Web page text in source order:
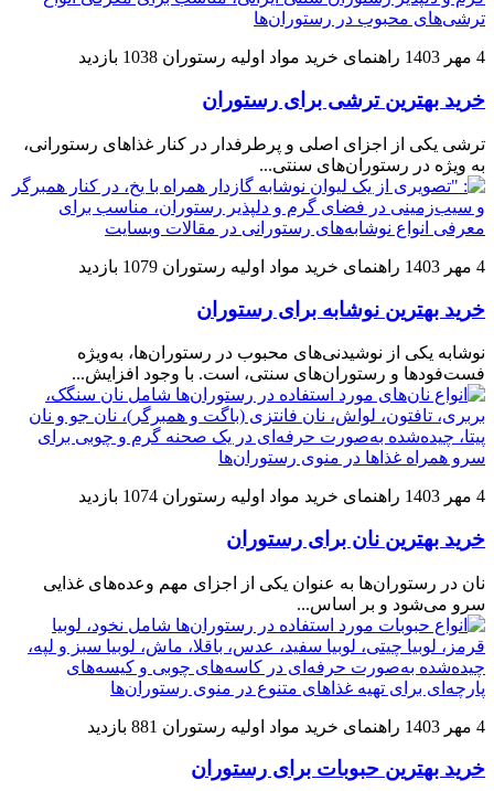
4 مهر 1403 راهنمای خرید مواد اولیه رستوران 1038 بازدید
خرید بهترین ترشی برای رستوران
ترشی یکی از اجزای اصلی و پرطرفدار در کنار غذاهای رستورانی،
به ویژه در رستوران‌های سنتی...
4 مهر 1403 راهنمای خرید مواد اولیه رستوران 1079 بازدید
خرید بهترین نوشابه برای رستوران
نوشابه یکی از نوشیدنی‌های محبوب در رستوران‌ها، به‌ویژه
فست‌فودها و رستوران‌های سنتی، است. با وجود افزایش...
4 مهر 1403 راهنمای خرید مواد اولیه رستوران 1074 بازدید
خرید بهترین نان برای رستوران‌
نان در رستوران‌ها به عنوان یکی از اجزای مهم وعده‌های غذایی
سرو می‌شود و بر اساس...
4 مهر 1403 راهنمای خرید مواد اولیه رستوران 881 بازدید
خرید بهترین حبوبات برای رستوران